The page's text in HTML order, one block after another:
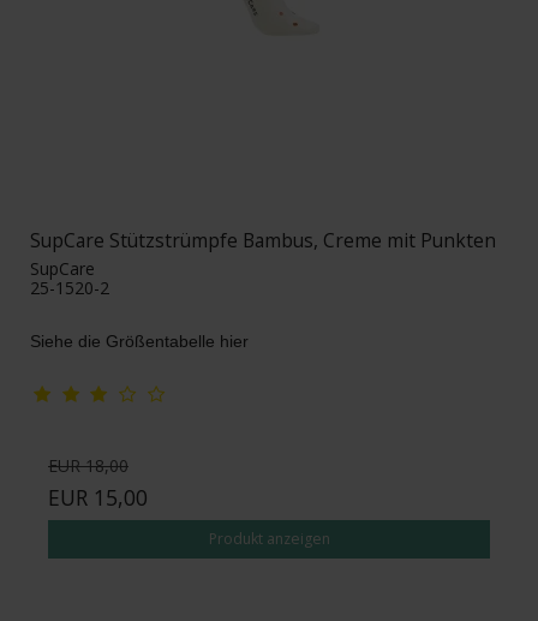
SupCare Stützstrümpfe Bambus, Creme mit Punkten
SupCare
25-1520-2
Siehe die Größentabelle hier
EUR 18,00
EUR 15,00
Produkt anzeigen